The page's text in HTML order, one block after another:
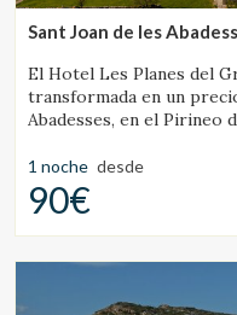
Sant Joan de les
El Hotel Les Planes del
transformada en un
Abadesses, en el Pirineo
1 noche desde
90€